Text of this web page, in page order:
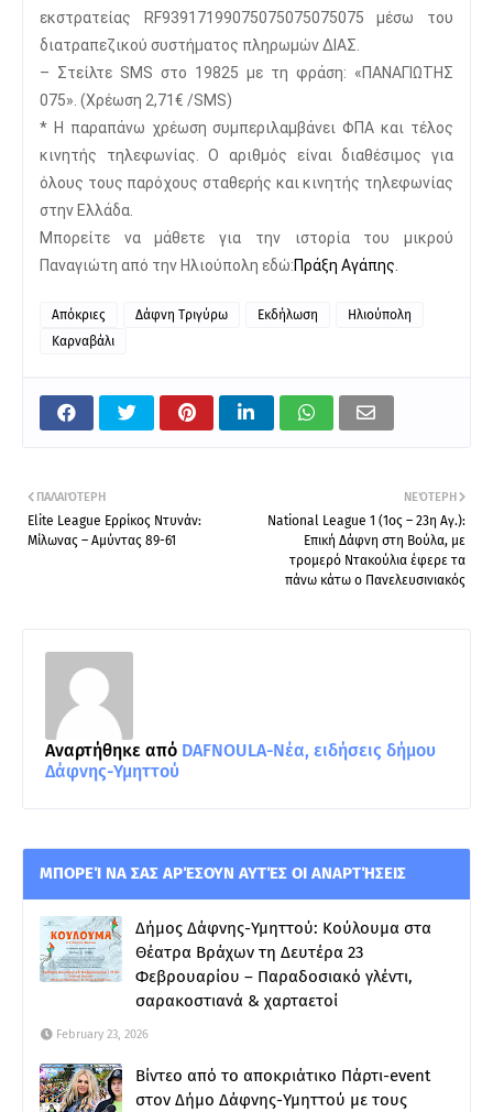
εκστρατείας RF93917199075075075075075 μέσω του
διατραπεζικού συστήματος πληρωμών ΔΙΑΣ.
– Στείλτε SMS στο 19825 με τη φράση: «ΠΑΝΑΓΙΩΤΗΣ
075». (Χρέωση 2,71€ /SMS)
* Η παραπάνω χρέωση συμπεριλαμβάνει ΦΠΑ και τέλος
κινητής τηλεφωνίας. O αριθμός είναι διαθέσιμος για
όλους τους παρόχους σταθερής και κινητής τηλεφωνίας
στην Ελλάδα.
Μπορείτε να μάθετε για την ιστορία του μικρού
Παναγιώτη από την Ηλιούπολη εδώ:Πράξη Αγάπης
Απόκριες Δάφνη Τριγύρω Εκδήλωση
Ηλιούπολη
Καρναβάλι
ΝΕΌΤΕΡΗ
National League 1 (1ος – 23η Αγ.):
Επική Δάφνη στη Βούλα, με
τρομερό Ντακούλια έφερε τα
πάνω κάτω ο Πανελευσινιακός
ΠΑΛΑΙΌΤΕΡΗ
Elite League Ερρίκος Ντυνάν:
Μίλωνας – Αμύντας 89-61
Αναρτήθηκε από DAFNOULA-Νέα, ειδήσεις δήμου
Δάφνης-Υμηττού
ΜΠΟΡΕΊ ΝΑ ΣΑΣ ΑΡΈΣΟΥΝ ΑΥΤΈΣ ΟΙ ΑΝΑΡΤΉΣΕΙΣ
Δήμος Δάφνης-Υμηττού: Κούλουμα στα
Θέατρα Βράχων τη Δευτέρα 23
Φεβρουαρίου – Παραδοσιακό γλέντι,
σαρακοστιανά & χαρταετοί
February 23, 2026
Βίντεο από το αποκριάτικο Πάρτι-event
στον Δήμο Δάφνης-Υμηττού με τους